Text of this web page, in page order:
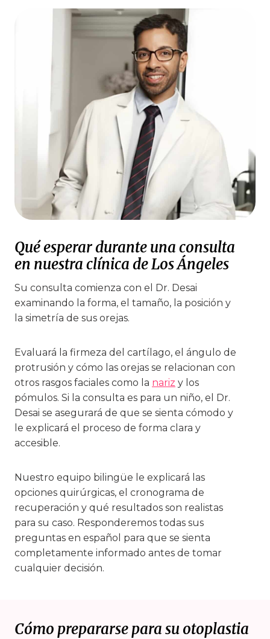
Qué esperar durante una consulta
en nuestra clínica de Los Ángeles
Su consulta comienza con el Dr. Desai
examinando la forma, el tamaño, la posición y
la simetría de sus orejas.
Evaluará la firmeza del cartílago, el ángulo de
protrusión y cómo las orejas se relacionan con
otros rasgos faciales como la nariz y los
pómulos. Si la consulta es para un niño, el Dr.
Desai se asegurará de que se sienta cómodo y
le explicará el proceso de forma clara y
accesible.
Nuestro equipo bilingüe le explicará las
opciones quirúrgicas, el cronograma de
recuperación y qué resultados son realistas
para su caso. Responderemos todas sus
preguntas en español para que se sienta
completamente informado antes de tomar
cualquier decisión.
Cómo prepararse para su otoplastia